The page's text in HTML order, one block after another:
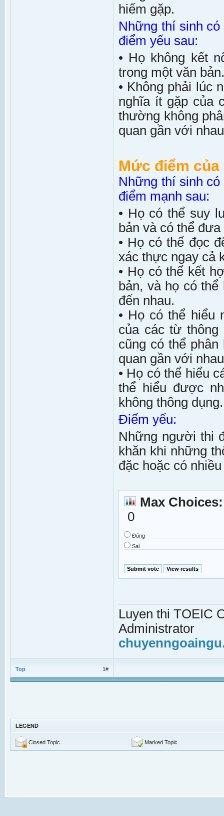
hiếm gặp.
Những thí sinh
điểm yếu sau:
• Họ không kết
trong một văn bản.
• Không phải lúc
nghĩa ít gặp của
thường không
quan gần với
Mức điểm của
Những thí sinh
điểm mạnh sau:
• Họ có thể suy
bản và có thể
• Họ có thể đọc
xác thực ngay cả
• Họ có thể kết
bản, và họ có
đến nhau.
• Họ có thể hiểu
của các từ
cũng có thể
quan gần với
• Họ có thể hiểu
thể hiểu được
không thông dụng.
Điểm yếu:
Những người thi
khăn khi những
đặc hoặc có
Max
0
Đúng
Sai
Luyen thi TOEIC
Administrator
Top 1#
LEGEND
Closed Topic Marked Topic